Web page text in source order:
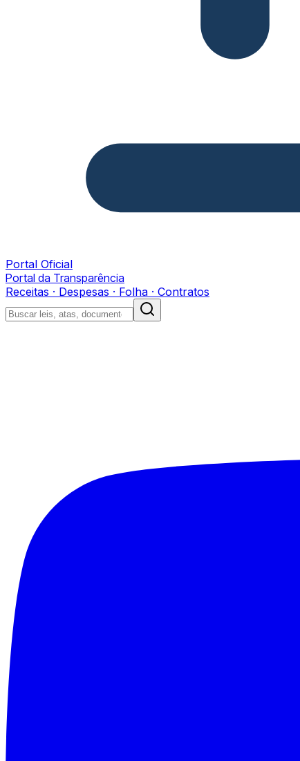
Portal Oficial
Portal da Transparência
Receitas · Despesas · Folha · Contratos